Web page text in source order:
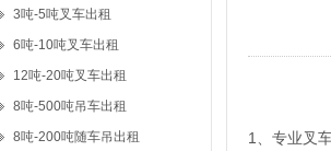
3吨-5吨叉车出租
6吨-10吨叉车出租
12吨-20吨叉车出租
8吨-500吨吊车出租
8吨-200吨随车吊出租
1、专业叉